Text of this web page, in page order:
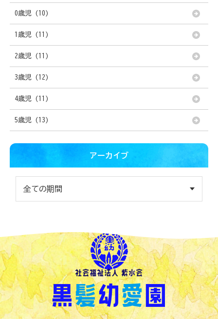
0歳児 (10)
1歳児 (11)
2歳児 (11)
3歳児 (12)
4歳児 (11)
5歳児 (13)
アーカイブ
社会福祉法人 紫水会
黒髪幼愛園